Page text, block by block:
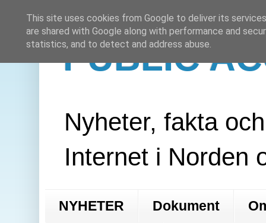
PUBLIC
Nyheter, fakta
Internet i Norden
NYHETER Dokument
This site uses cookies from Google to deliver its
are shared with Google along with performance and
statistics, and to detect and address abuse.